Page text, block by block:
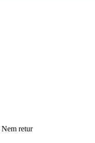
Nem retur